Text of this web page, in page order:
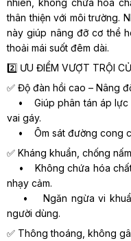
thân thiện với môi trường.
này giúp nâng đỡ cơ thể
thoải mái suốt đêm dài.
2️⃣ ƯU ĐIỂM VƯỢT TRỘI
✅ Độ đàn hồi cao – Nâng
• Giúp phân tán áp lực
vai gáy.
• Ôm sát đường cong
✅ Kháng khuẩn, chống
• Không chứa hóa chất
nhạy cảm.
• Ngăn ngừa vi khuẩn
người dùng.
✅ Thông thoáng, không